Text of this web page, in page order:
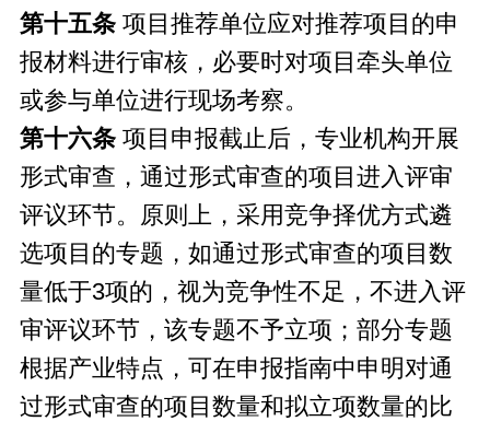
第十五条 项目推荐单位应对推荐项目的申
报材料进行审核，必要时对项目牵头单位
或参与单位进行现场考察。
第十六条 项目申报截止后，专业机构开展
形式审查，通过形式审查的项目进入评审
评议环节。原则上，采用竞争择优方式遴
选项目的专题，如通过形式审查的项目数
量低于3项的，视为竞争性不足，不进入评
审评议环节，该专题不予立项；部分专题
根据产业特点，可在申报指南中申明对通
过形式审查的项目数量和拟立项数量的比